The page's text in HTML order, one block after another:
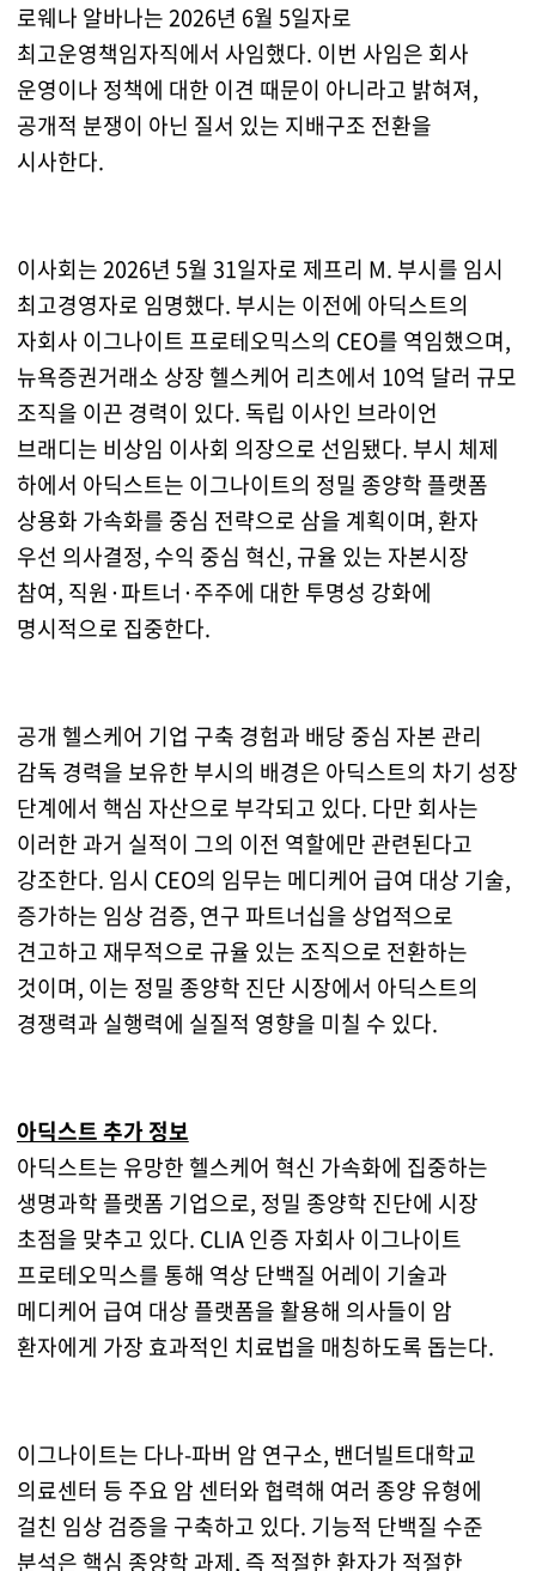
로웨나 알바나는 2026년 6월 5일자로
최고운영책임자직에서 사임했다. 이번 사임은 회사
운영이나 정책에 대한 이견 때문이 아니라고 밝혀져,
공개적 분쟁이 아닌 질서 있는 지배구조 전환을
시사한다.
이사회는 2026년 5월 31일자로 제프리 M. 부시를 임시
최고경영자로 임명했다. 부시는 이전에 아딕스트의
자회사 이그나이트 프로테오믹스의 CEO를 역임했으며,
뉴욕증권거래소 상장 헬스케어 리츠에서 10억 달러 규모
조직을 이끈 경력이 있다. 독립 이사인 브라이언
브래디는 비상임 이사회 의장으로 선임됐다. 부시 체제
하에서 아딕스트는 이그나이트의 정밀 종양학 플랫폼
상용화 가속화를 중심 전략으로 삼을 계획이며, 환자
우선 의사결정, 수익 중심 혁신, 규율 있는 자본시장
참여, 직원·파트너·주주에 대한 투명성 강화에
명시적으로 집중한다.
공개 헬스케어 기업 구축 경험과 배당 중심 자본 관리
감독 경력을 보유한 부시의 배경은 아딕스트의 차기 성장
단계에서 핵심 자산으로 부각되고 있다. 다만 회사는
이러한 과거 실적이 그의 이전 역할에만 관련된다고
강조한다. 임시 CEO의 임무는 메디케어 급여 대상 기술,
증가하는 임상 검증, 연구 파트너십을 상업적으로
견고하고 재무적으로 규율 있는 조직으로 전환하는
것이며, 이는 정밀 종양학 진단 시장에서 아딕스트의
경쟁력과 실행력에 실질적 영향을 미칠 수 있다.
아딕스트 추가 정보
아딕스트는 유망한 헬스케어 혁신 가속화에 집중하는
생명과학 플랫폼 기업으로, 정밀 종양학 진단에 시장
초점을 맞추고 있다. CLIA 인증 자회사 이그나이트
프로테오믹스를 통해 역상 단백질 어레이 기술과
메디케어 급여 대상 플랫폼을 활용해 의사들이 암
환자에게 가장 효과적인 치료법을 매칭하도록 돕는다.
이그나이트는 다나-파버 암 연구소, 밴더빌트대학교
의료센터 등 주요 암 센터와 협력해 여러 종양 유형에
걸친 임상 검증을 구축하고 있다. 기능적 단백질 수준
분석은 핵심 종양학 과제, 즉 적절한 환자가 적절한